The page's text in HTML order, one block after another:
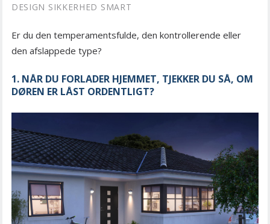
DESIGN SIKKERHED SMART
Er du den temperamentsfulde, den kontrollerende eller
den afslappede type?
1. NÅR DU FORLADER HJEMMET, TJEKKER DU SÅ, OM
DØREN ER LÅST ORDENTLIGT?